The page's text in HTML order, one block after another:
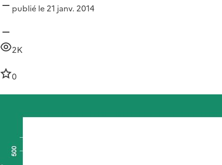
publié le 21 janv. 2014
2K
0